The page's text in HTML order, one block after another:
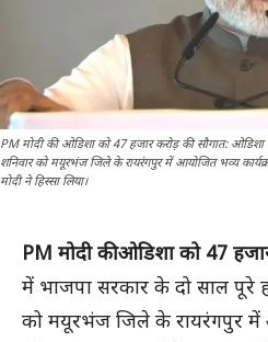
PM मोदी की ओडिशा को 47 हजार करोड़ की सौगात:
शनिवार को मयूरभंज जिले के रायरंगपुर में आयोजित भव्य कार्यक्रम
मोदी ने हिस्सा लिया।
PM मोदी की ओडिशा को 47
में भाजपा सरकार के दो साल पूरे
को मयूरभंज जिले के रायरंगपुर में